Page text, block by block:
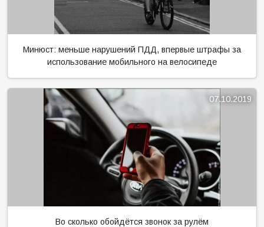
Минюст: меньше нарушений ПДД, впервые штрафы за
использование мобильного на велосипеде
07.10.2019
Во сколько обойдётся звонок за рулём